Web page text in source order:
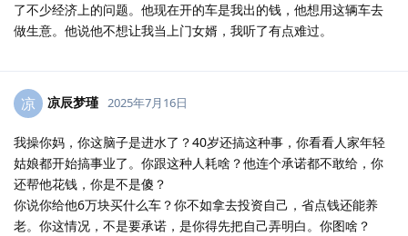
了不少经济上的问题。他现在开的车是我出的钱，他想用这辆车去
做生意。他说他不想让我当上门女婿，我听了有点难过。
凉 凉辰梦瑾 2025年7月16日
我操你妈，你这脑子是进水了？40岁还搞这种事，你看看人家年轻
姑娘都开始搞事业了。你跟这种人耗啥？他连个承诺都不敢给，你
还帮他花钱，你是不是傻？
你说你给他6万块买什么车？你不如拿去投资自己，省点钱还能养
老。你这情况，不是要承诺，是你得先把自己弄明白。你图啥？